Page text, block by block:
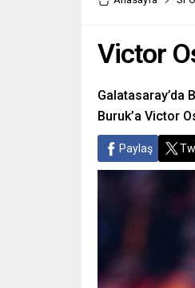
Victor
Galatasaray’da
Buruk’a Victor
Paylaş